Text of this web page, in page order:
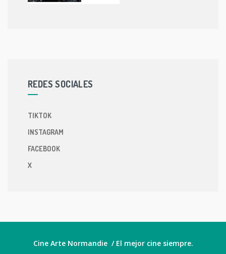
REDES SOCIALES
TIKTOK
INSTAGRAM
FACEBOOK
X
Cine Arte Normandie / El mejor cine siempre.